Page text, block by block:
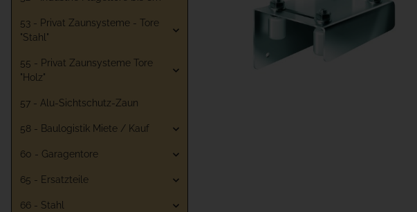
53 - Privat Zaunsysteme - Tore
"Stahl"
55 - Privat Zaunsysteme Tore
"Holz"
57 - Alu-Sichtschutz-Zaun
58 - Baulogistik Miete / Kauf
60 - Garagentore
65 - Ersatzteile
66 - Stahl